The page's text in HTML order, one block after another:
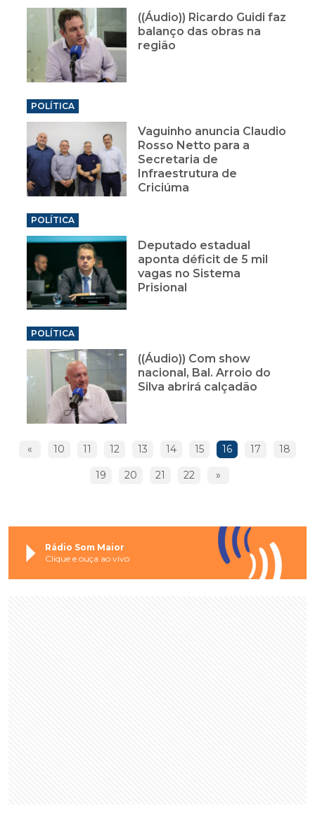
((Áudio)) Ricardo Guidi faz
balanço das obras na
região
POLÍTICA
Vaguinho anuncia Claudio
Rosso Netto para a
Secretaria de
Infraestrutura de
Criciúma
POLÍTICA
Deputado estadual
aponta déficit de 5 mil
vagas no Sistema
Prisional
POLÍTICA
((Áudio)) Com show
nacional, Bal. Arroio do
Silva abrirá calçadão
« 10 11 12 13 14 15 16 17 18
19 20 21 22 »
Rádio Som Maior
Clique e ouça ao vivo